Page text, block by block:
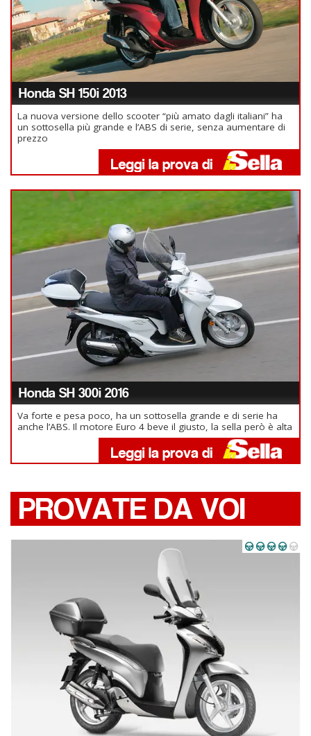
Honda SH 150i 2013
La nuova versione dello scooter “più amato dagli italiani” ha
un sottosella più grande e l’ABS di serie, senza aumentare di
prezzo
Honda SH 300i 2016
Va forte e pesa poco, ha un sottosella grande e di serie ha
anche l’ABS. Il motore Euro 4 beve il giusto, la sella però è alta
PROVATE DA VOI